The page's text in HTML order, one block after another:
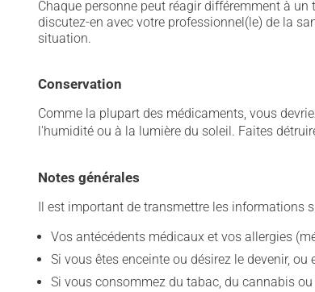
Chaque personne peut réagir différemment à
discutez-en avec votre professionnel(le) de la
situation.
Conservation
Comme la plupart des médicaments, vous
l'humidité ou à la lumière du soleil. Faites
Notes générales
Il est important de transmettre les informations
Vos antécédents médicaux et vos allergies
Si vous êtes enceinte ou désirez le devenir, ou
Si vous consommez du tabac, du cannabis